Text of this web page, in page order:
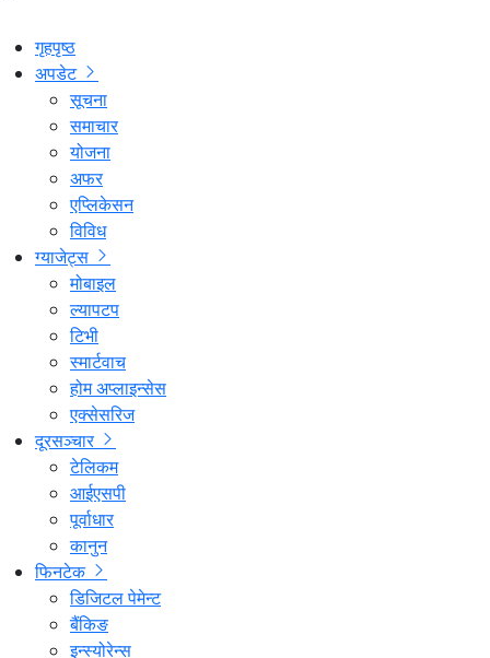
गृहपृष्ठ
अपडेट
सूचना
समाचार
योजना
अफर
एप्लिकेसन
विविध
ग्याजेट्स
मोबाइल
ल्यापटप
टिभी
स्मार्टवाच
होम अप्लाइन्सेस
एक्सेसरिज
दूरसञ्चार
टेलिकम
आईएसपी
पूर्वाधार
कानुन
फिनटेक
डिजिटल पेमेन्ट
बैंकिङ
इन्स्योरेन्स